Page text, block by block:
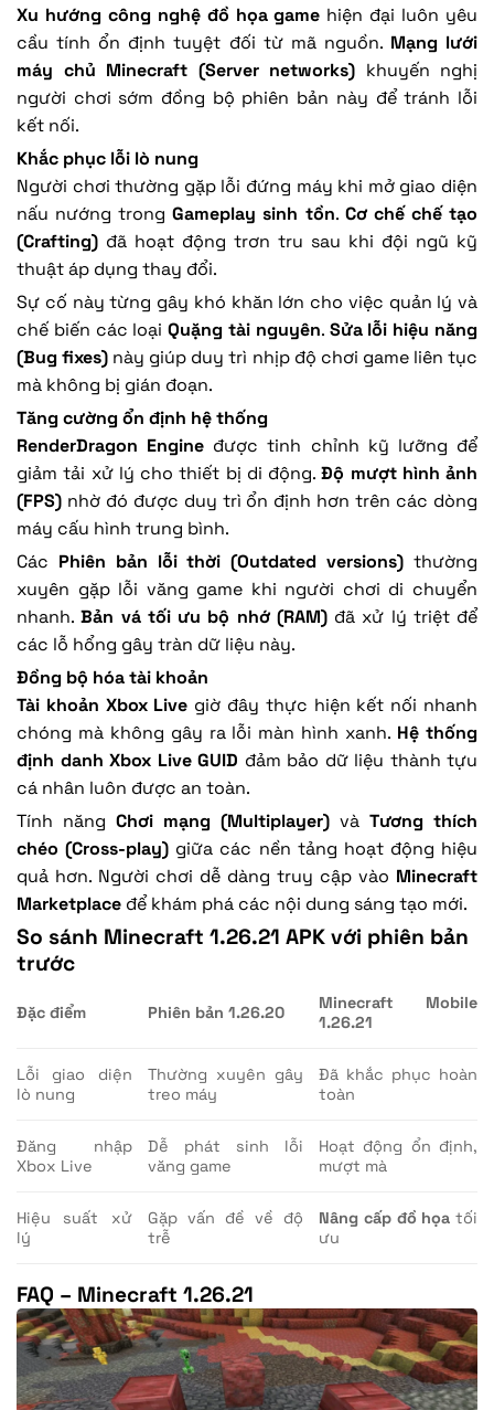
Xu hướng công nghệ đồ họa game hiện đại luôn yêu
cầu tính ổn định tuyệt đối từ mã nguồn. Mạng lưới
máy chủ Minecraft (Server networks) khuyến nghị
người chơi sớm đồng bộ phiên bản này để tránh lỗi
kết nối.
Khắc phục lỗi lò nung
Người chơi thường gặp lỗi đứng máy khi mở giao diện
nấu nướng trongGameplay sinh tồn. Cơ chế chế tạo
(Crafting) đã hoạt động trơn tru sau khi đội ngũ kỹ
thuật áp dụng thay đổi.
Sự cố này từng gây khó khăn lớn cho việc quản lý và
chế biến các loạiQuặng tài nguyên. Sửa lỗi hiệu năng
(Bug fixes) này giúp duy trì nhịp độ chơi game liên tục
mà không bị gián đoạn.
Tăng cường ổn định hệ thống
RenderDragon Engine được tinh chỉnh kỹ lưỡng để
giảm tải xử lý cho thiết bị di động.Độ mượt hình ảnh
(FPS) nhờ đó được duy trì ổn định hơn trên các dòng
máy cấu hình trung bình.
Các Phiên bản lỗi thời (Outdated versions) thường
xuyên gặp lỗi văng game khi người chơi di chuyển
nhanh.Bản vá tối ưu bộ nhớ (RAM)đã xử lý triệt để
các lỗ hổng gây tràn dữ liệu này.
Đồng bộ hóa tài khoản
Tài khoản Xbox Live giờ đây thực hiện kết nối nhanh
chóng mà không gây ra lỗi màn hình xanh. Hệ thống
định danh Xbox Live GUID đảm bảo dữ liệu thành tựu
cá nhân luôn được an toàn.
Tính năng Chơi mạng (Multiplayer) và Tương thích
chéo (Cross-play) giữa các nền tảng hoạt động hiệu
quả hơn. Người chơi dễ dàng truy cập vào Minecraft
Marketplace để khám phá các nội dung sáng tạo mới.
So sánh Minecraft 1.26.21 APK với phiên bản
trước
Đặc điểm Phiên bản 1.26.20
Minecraft Mobile
1.26.21
Lỗi giao diện
lò nung
Thường xuyên gây
treo máy
Đã khắc phục hoàn
toàn
Đăng nhập
Xbox Live
Dễ phát sinh lỗi
văng game
Hoạt động ổn định,
mượt mà
Hiệu suất xử
lý
Gặp vấn đề về độ
trễ
Nâng cấp đồ họa tối
ưu
FAQ – Minecraft 1.26.21